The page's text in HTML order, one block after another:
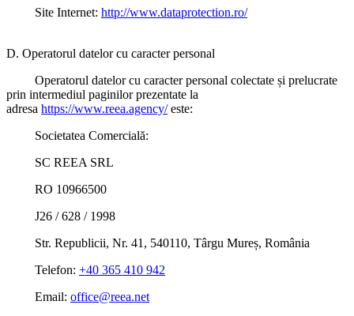
Site Internet: http://www.dataprotection.ro/
D. Operatorul datelor cu caracter personal
Operatorul datelor cu caracter personal colectate și prelucrate
prin intermediul paginilor prezentate la
adresa https://www.reea.agency/este:
Societatea Comercială:
SC REEA SRL
RO 10966500
J26 / 628 / 1998
Str. Republicii, Nr. 41, 540110, Târgu Mureș, România
Telefon: +40 365 410 942
Email: office@reea.net